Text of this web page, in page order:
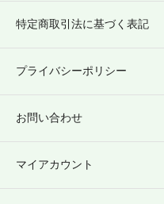
特定商取引法に基づく表記
プライバシーポリシー
お問い合わせ
マイアカウント